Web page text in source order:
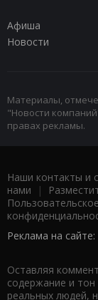
Афиша
Новости
Материалы,
"Новости
правах рекламы.
Наши контакты и
нами |
Реклама на сайте:
Оставляя
содержание и
реальных людей,